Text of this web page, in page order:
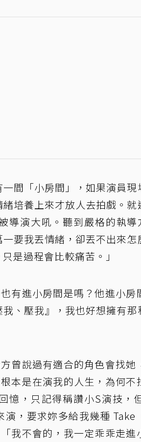
間「小房間」，如果演員
培養上來才放人去拍戲。
導演大吼。聽到嚴格的執導
一要我丟情緒，卻丟不出來
是過程會比較痛苦。」
有進小房間是嗎？他進小房
、壓我』，我也好想擁有
曾說過有適合的角色會找她
本是在演我的人生，為何
憶，只記得稱讚小S演技，
，要求妳多給我幾種 Take
我不會的，我一定乖乖走進